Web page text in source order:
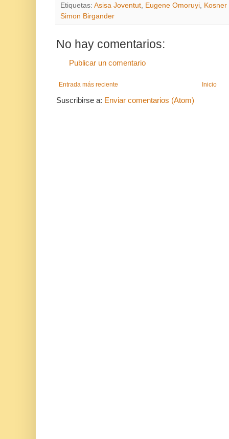
Etiquetas: Asisa Joventut, Eugene Omoruyi,
Simon Birgander
No hay comentarios:
Publicar un comentario
Entrada más reciente Inicio
Suscribirse a: Enviar comentarios (Atom)